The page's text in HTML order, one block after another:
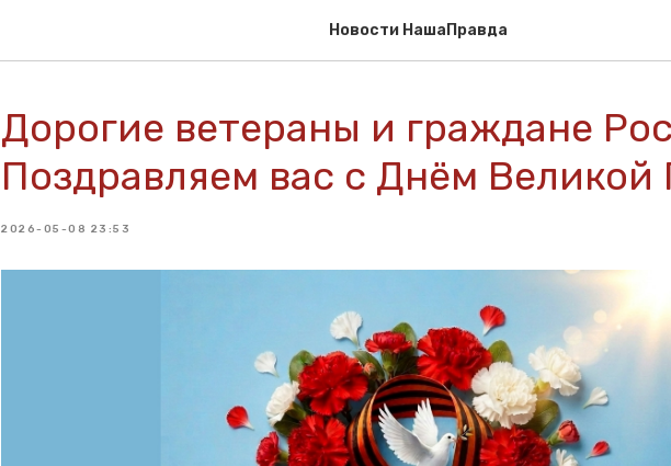
Новости НашаПравда
Дорогие ветераны и граждане
Поздравляем вас с Днём Великой
2026-05-08 23:53